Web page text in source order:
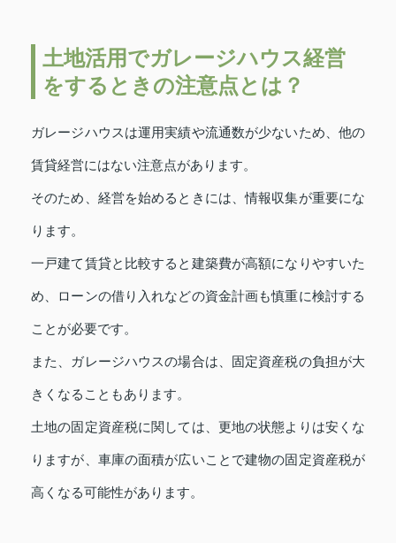
土地活用でガレージハウス経営
をするときの注意点とは？
ガレージハウスは運用実績や流通数が少ないため、他の
賃貸経営にはない注意点があります。
そのため、経営を始めるときには、情報収集が重要にな
ります。
一戸建て賃貸と比較すると建築費が高額になりやすいた
め、ローンの借り入れなどの資金計画も慎重に検討する
ことが必要です。
また、ガレージハウスの場合は、固定資産税の負担が大
きくなることもあります。
土地の固定資産税に関しては、更地の状態よりは安くな
りますが、車庫の面積が広いことで建物の固定資産税が
高くなる可能性があります。